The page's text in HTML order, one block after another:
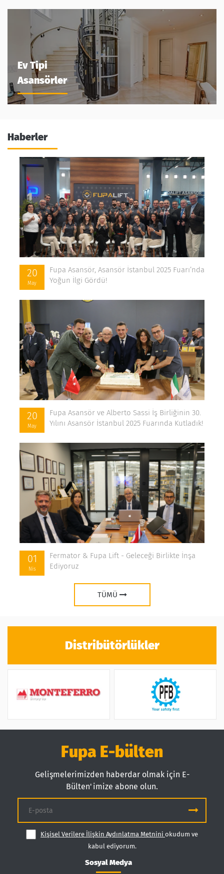
Ev Tipi
Asansörler
Haberler
20
May
Fupa Asansör, Asansör İstanbul 2025 Fuarı’nda
Yoğun İlgi Gördü!
20
May
Fupa Asansör ve Alberto Sassi İş Birliğinin 30.
Yılını Asansör İstanbul 2025 Fuarında Kutladık!
01
Nis
Fermator & Fupa Lift - Geleceği Birlikte İnşa
Ediyoruz
TÜMÜ
Distribütörlükler
Fupa E-bülten
Gelişmelerimizden haberdar olmak için E-
Bülten'imize abone olun.
Kişisel Verilere İlişkin Aydınlatma Metnini okudum ve
kabul ediyorum.
Sosyal Medya